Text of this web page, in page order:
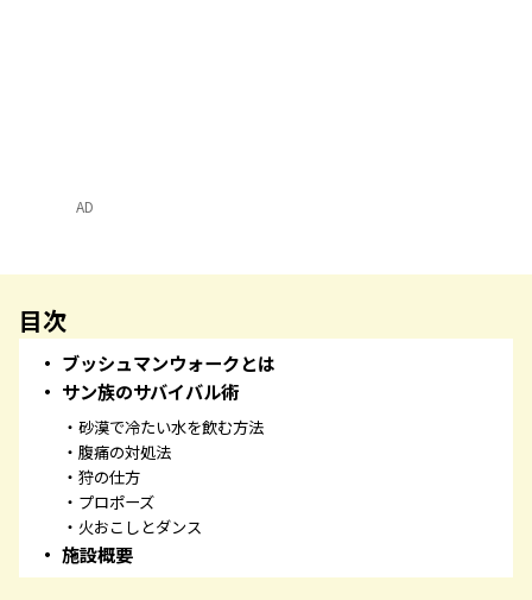
AD
目次
ブッシュマンウォークとは
サン族のサバイバル術
砂漠で冷たい水を飲む方法
腹痛の対処法
狩の仕方
プロポーズ
火おこしとダンス
施設概要